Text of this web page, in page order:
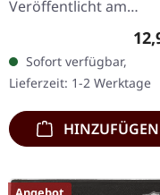
Veröffentlicht am
15.03.2024, auf
Chaos Records. Neue
Version als CD im
Jewelcase mit 8-
Booklet.…
Sofort verfügbar,
Lieferzeit: 1-2 Werktage
HINZUFÜGEN